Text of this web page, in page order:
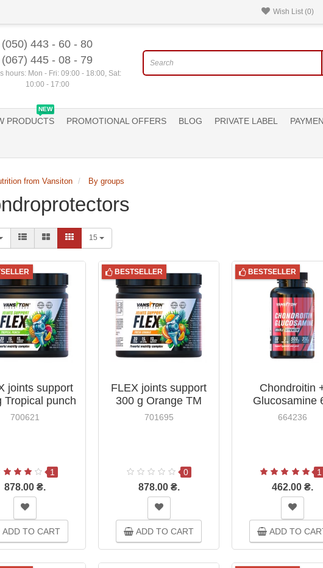
Wish List (0)
(050) 443 - 60 - 80
(067) 445 - 08 - 79
hours: Mon - Fri: 09:00 - 18:00, Sat:
10:00 - 17:00
NEW
PRODUCTS PROMOTIONAL OFFERS BLOG PRIVATE LABEL
from Vansiton By groups
15
joints support
Tropical punch
TM Vansiton
700621
1
878.00 ₴.
ADD TO CART
BESTSELLER
FLEX joints support
300 g Orange TM
Vansiton
701695
0
878.00 ₴.
ADD TO CART
BESTSELLER
Chondroitin
Glucosamine
Capsules664236
1
462.00 ₴.
ADD TO